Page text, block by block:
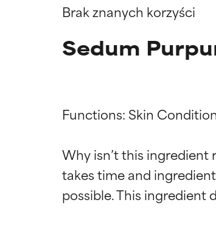
Brak znanych korzyści
Sedum
Functions: Skin
Why isn’t this ingredient
takes time and